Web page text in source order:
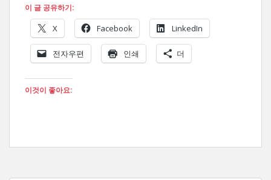
이 글 공유하기:
X Facebook LinkedIn
전자우편 인쇄 더
이것이 좋아요: